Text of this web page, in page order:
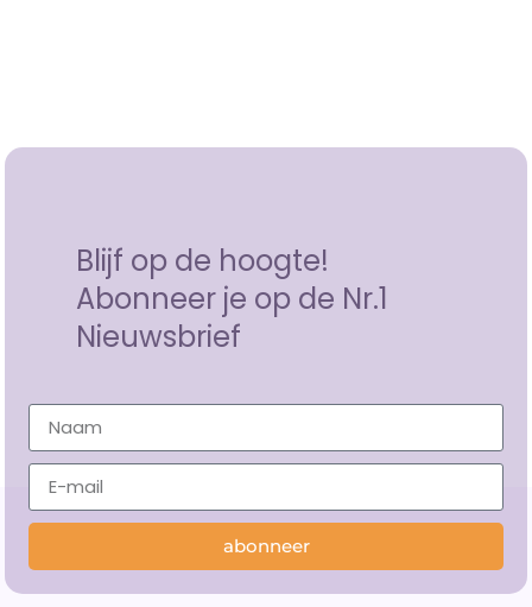
Blijf op de hoogte!
Abonneer je op de Nr.1
Nieuwsbrief
abonneer